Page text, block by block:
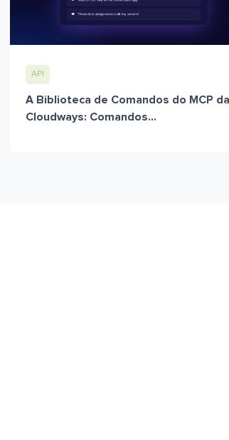
API
A Biblioteca de Comandos do MCP da
Cloudways: Comandos...